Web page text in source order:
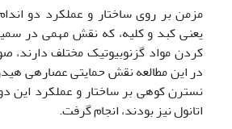
مزمن بر روی ساختار و عملکرد دو
یعنی کبد و کلیه، که نقش مهمی در
کردن مواد گزنوبیوتیک مختلف
در این مطالعه نقش حمایتی عصاره­ی
نسترن کوهی بر ساختار و عملکرد این
اتانول نیز بودند، انجام گرفت.